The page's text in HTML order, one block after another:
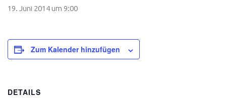
19. Juni 2014 um 9:00
Zum Kalender hinzufügen
DETAILS